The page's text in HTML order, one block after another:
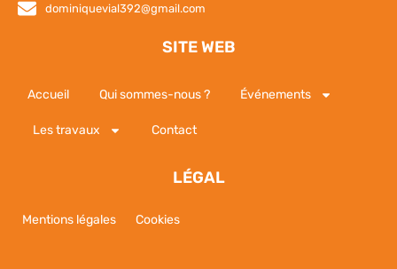
dominiquevial392@gmail.com
SITE WEB
Accueil Qui sommes-nous ? Événements
Les travaux Contact
LÉGAL
Mentions légales Cookies